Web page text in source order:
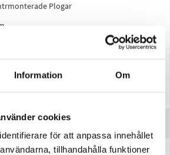
Information Om
cookies
för att anpassa innehållet
tillhandahålla funktioner
Plogar